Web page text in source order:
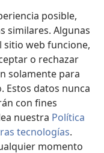
posible,
similares. Algunas
sitio web funcione,
o rechazar
solamente para
Estos datos nunca
con fines
nuestra Política
tecnologías.
momento
Society of Pennsylvania.